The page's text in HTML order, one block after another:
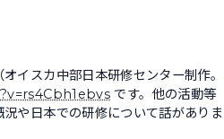
イスカ中部日本研修センター制作。
です。他の活動等
や日本での研修について話がありま